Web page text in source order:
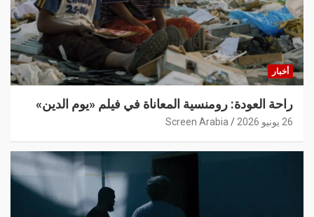
أخبار
راحة العودة: رومنسية المعاناة في فيلم «يوم الدين»
26 يونيو 2026 Screen Arabia